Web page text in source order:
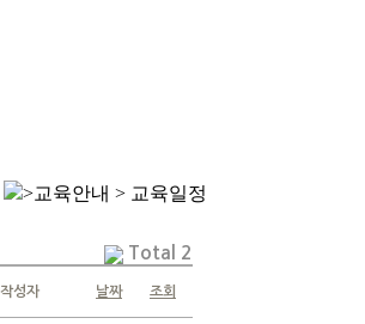
>교육안내 > 교육일정
Total 2
작성자 날짜 조회